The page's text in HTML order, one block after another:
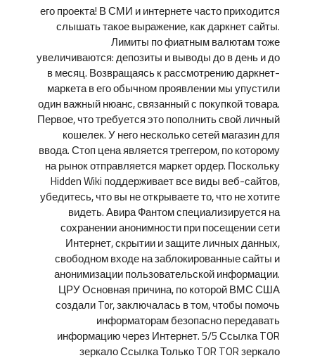
его проекта! В СМИ и интернете часто приходится
слышать такое выражение, как даркнет сайты.
Лимиты по фиатным валютам тоже
увеличиваются: депозиты и выводы до в день и до
в месяц. Возвращаясь к рассмотрению даркнет-
маркета в его обычном проявлении мы упустили
один важный нюанс, связанный с покупкой товара.
Первое, что требуется это пополнить свой личный
кошелек. У него несколько сетей магазин для
ввода. Стоп цена является треггером, по которому
на рынок отправляется маркет ордер. Поскольку
Hidden Wiki поддерживает все виды веб-сайтов,
убедитесь, что вы не открываете то, что не хотите
видеть. Авира Фантом специализируется на
сохранении анонимности при посещении сети
Интернет, скрытии и защите личных данных,
свободном входе на заблокированные сайты и
анонимизации пользовательской информации.
ЦРУ Основная причина, по которой ВМС США
создали Tor, заключалась в том, чтобы помочь
информаторам безопасно передавать
информацию через Интернет. 5/5 Ссылка TOR
зеркало Ссылка Только TOR TOR зеркало